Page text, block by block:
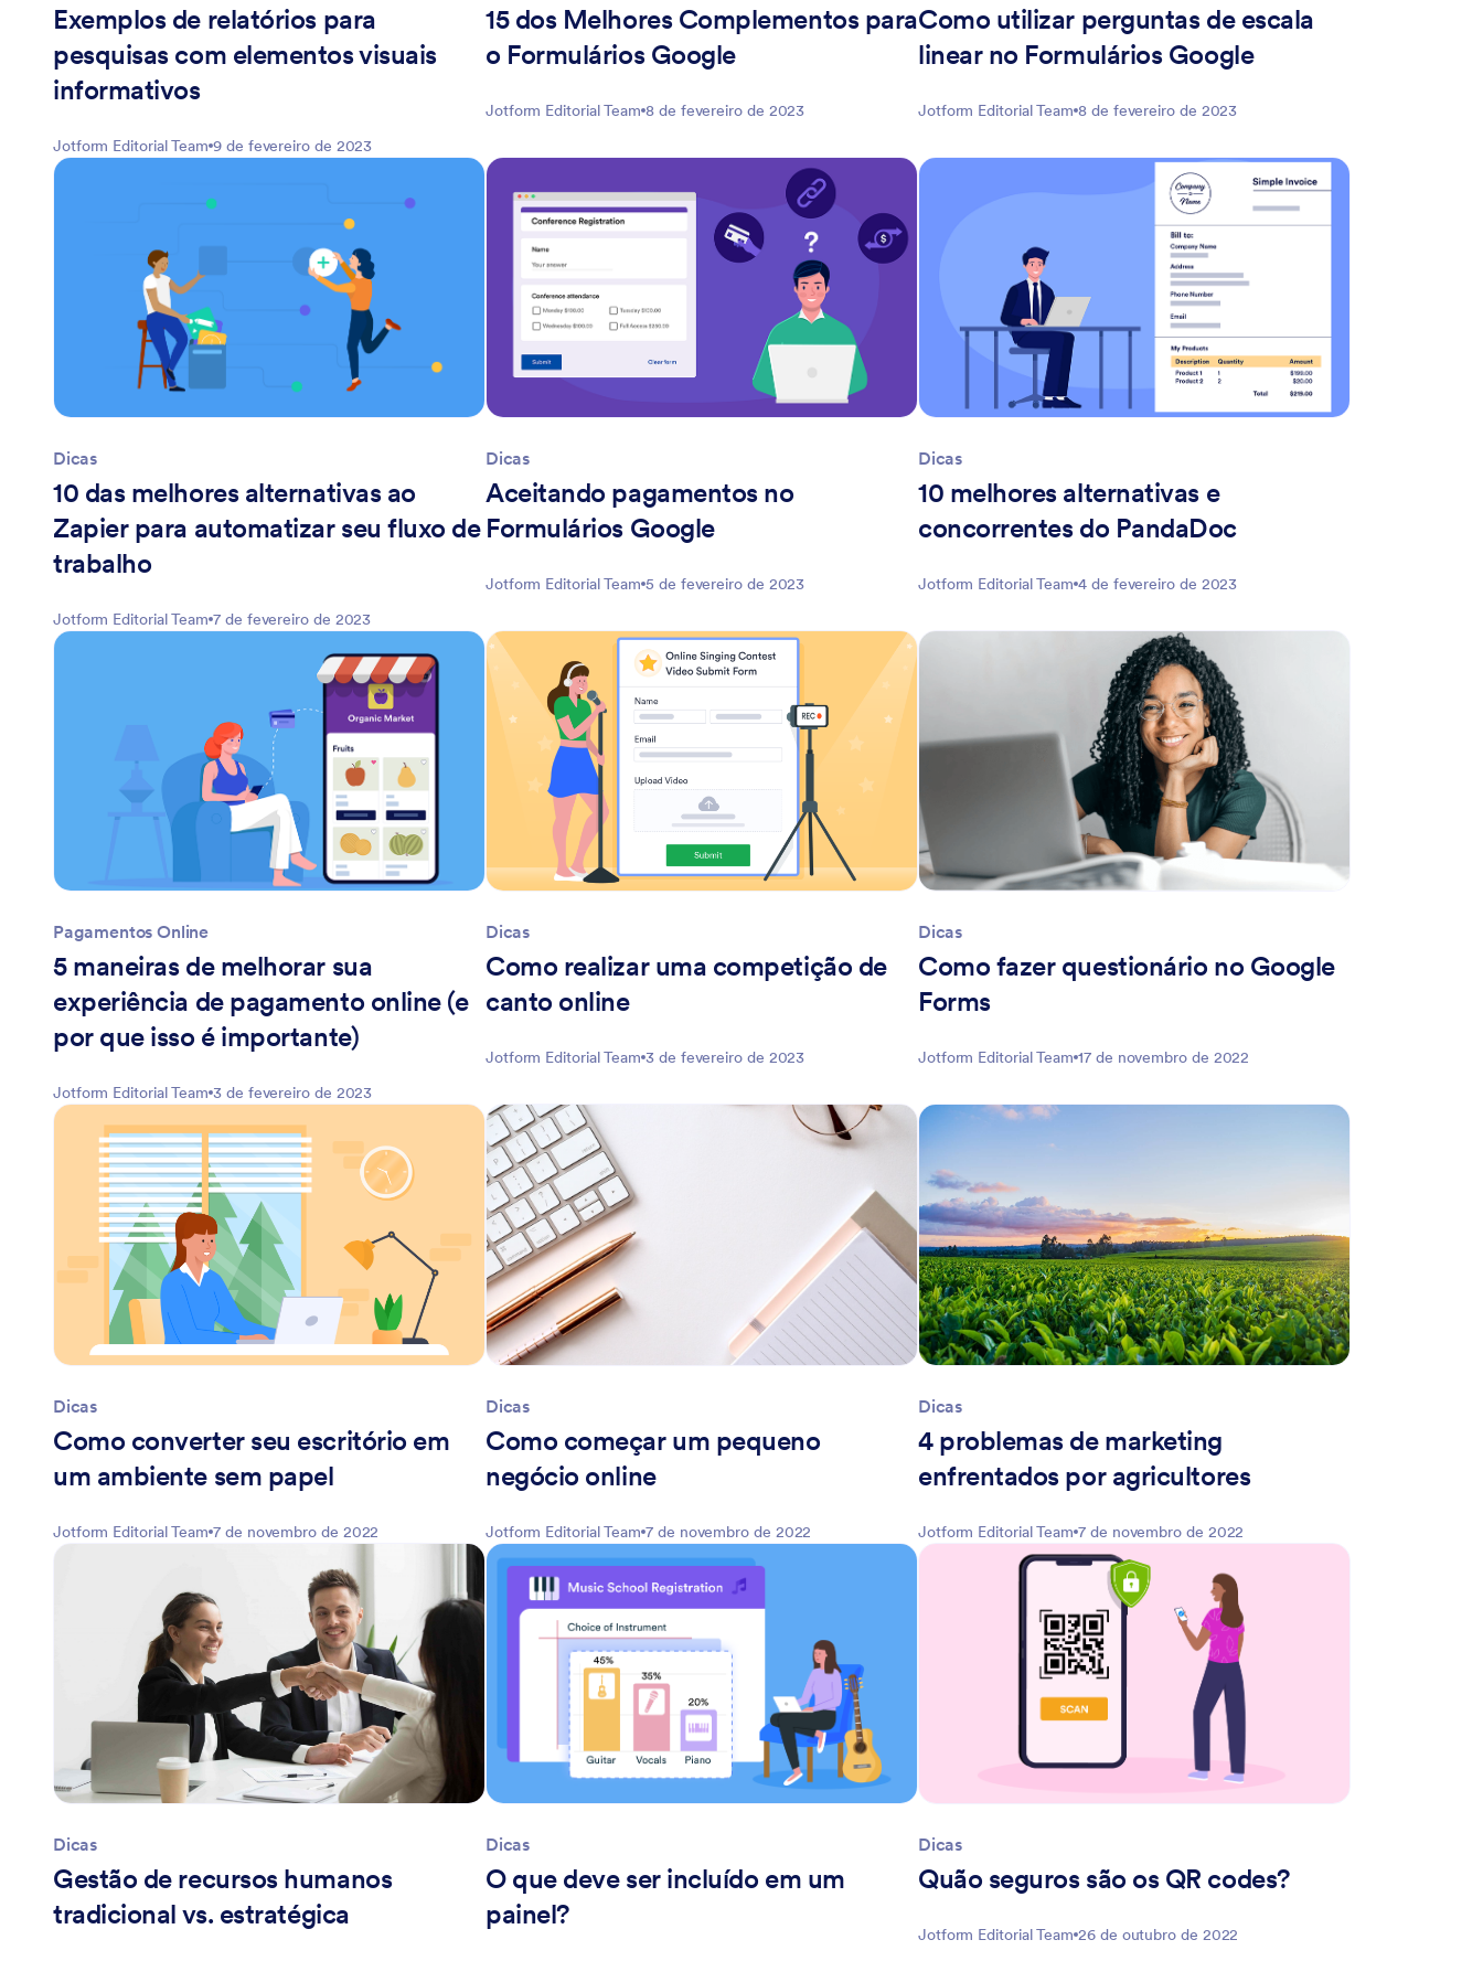
Exemplos de relatórios para
pesquisas com elementos visuais
informativos
Jotform Editorial Team 9 de fevereiro de 2023
15 dos Melhores Complementos para
o Formulários Google
Jotform Editorial Team 8 de fevereiro de 2023
Como utilizar perguntas de escala
linear no Formulários Google
Jotform Editorial Team 8 de fevereiro de 2023
Dicas
10 das melhores alternativas ao
Zapier para automatizar seu fluxo de
trabalho
Jotform Editorial Team 7 de fevereiro de 2023
Dicas
Aceitando pagamentos no
Formulários Google
Jotform Editorial Team 5 de fevereiro de 2023
Dicas
10 melhores alternativas e
concorrentes do PandaDoc
Jotform Editorial Team 4 de fevereiro de 2023
Pagamentos Online
5 maneiras de melhorar sua
experiência de pagamento online (e
por que isso é importante)
Jotform Editorial Team 3 de fevereiro de 2023
Dicas
Como realizar uma competição de
canto online
Jotform Editorial Team 3 de fevereiro de 2023
Dicas
Como fazer questionário no Google
Forms
Jotform Editorial Team 17 de novembro de 2022
Dicas
Como converter seu escritório em
um ambiente sem papel
Jotform Editorial Team 7 de novembro de 2022
Dicas
Como começar um pequeno
negócio online
Jotform Editorial Team 7 de novembro de 2022
Dicas
4 problemas de marketing
enfrentados por agricultores
Jotform Editorial Team 7 de novembro de 2022
Dicas
Gestão de recursos humanos
tradicional vs. estratégica
Dicas
O que deve ser incluído em um
painel?
Dicas
Quão seguros são os QR codes?
Jotform Editorial Team 26 de outubro de 2022